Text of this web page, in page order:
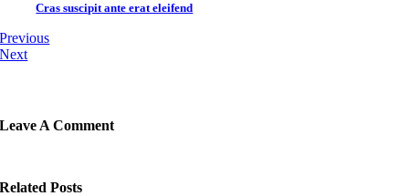
Cras suscipit ante erat eleifend
Previous
Next
Leave A Comment
Related Posts